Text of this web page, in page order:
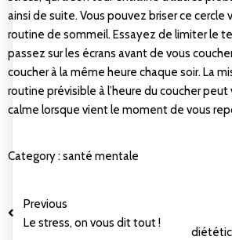
ainsi de suite. Vous pouvez briser ce cercle
routine de sommeil. Essayez de limiter le
passez sur les écrans avant de vous
coucher à la même heure chaque soir. La
routine prévisible à l’heure du coucher
calme lorsque vient le moment de vous
Category :santé mentale
Previous
Le stress, on vous dit tout !